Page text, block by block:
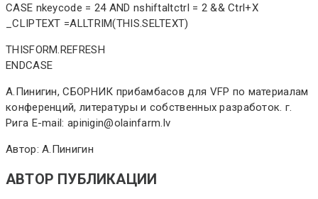
CASE nkeycode = 24 AND nshiftaltctrl = 2 && Ctrl+X
_CLIPTEXT =ALLTRIM(THIS.SELTEXT)
THISFORM.REFRESH
ENDCASE
A.Пинигин, СБОРНИК прибамбасов для VFP по материалам
конференций, литературы и собственных разработок. г.
Рига E-mail: apinigin@olainfarm.lv
Автор: A.Пинигин
АВТОР ПУБЛИКАЦИИ